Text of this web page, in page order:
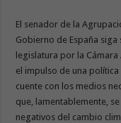
El senador de la
Gobierno de España
legislatura por la Cámara
el impulso de una
cuente con los medios
que, lamentablemente,
negativos del cambio